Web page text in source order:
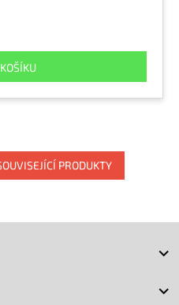
PRODUKTY